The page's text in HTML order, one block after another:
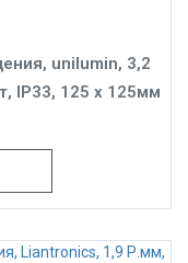
unilumin, 3,2
IP33, 125 x 125мм